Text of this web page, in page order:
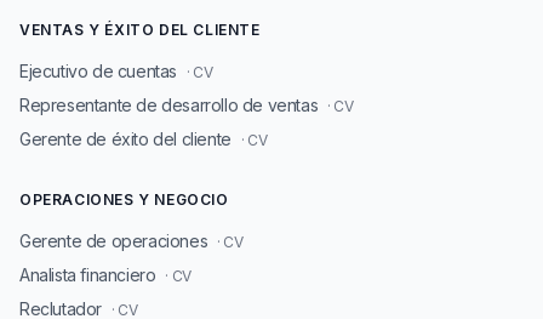
VENTAS Y ÉXITO DEL CLIENTE
Ejecutivo de cuentas · CV
Representante de desarrollo de ventas · CV
Gerente de éxito del cliente · CV
OPERACIONES Y NEGOCIO
Gerente de operaciones · CV
Analista financiero · CV
Reclutador · CV